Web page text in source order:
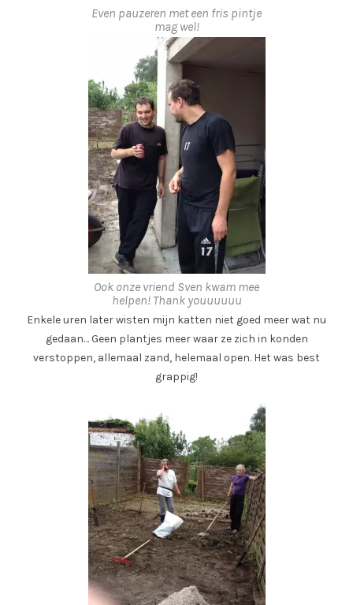
Even pauzeren met een fris pintje
mag wel!
Ook onze vriend Sven kwam mee
helpen! Thank youuuuuu
Enkele uren later wisten mijn katten niet goed meer wat nu
gedaan… Geen plantjes meer waar ze zich in konden
verstoppen, allemaal zand, helemaal open. Het was best
grappig!